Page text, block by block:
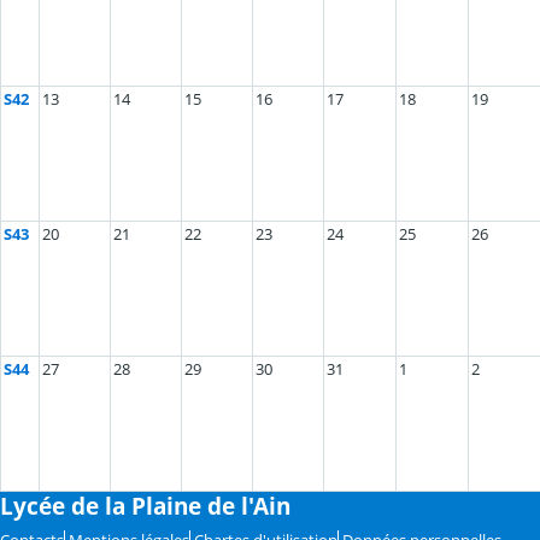
S42 13 14 15 16 17 18 19
S43 20 21 22 23 24 25 26
S44 27 28 29 30 31 1 2
Lycée de la Plaine de l'Ain